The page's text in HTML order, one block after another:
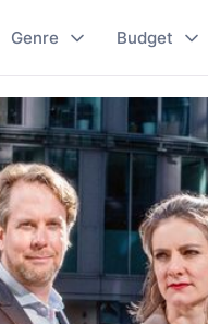
Genre Budget